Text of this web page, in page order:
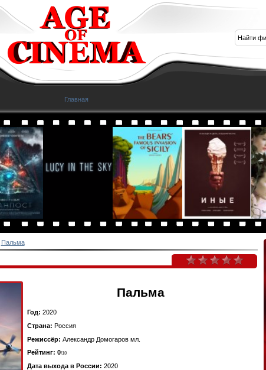
Главная
Пальма
Пальма
Год: 2020
Страна: Россия
Режиссёр: Александр Домогаров мл.
Рейтинг: 0/10
Дата выхода в России: 2020